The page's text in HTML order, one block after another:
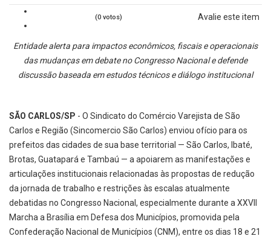
Avalie este item
(0 votos)
Entidade alerta para impactos econômicos, fiscais e operacionais
das mudanças em debate no Congresso Nacional e defende
discussão baseada em estudos técnicos e diálogo institucional
SÃO CARLOS/SP - O Sindicato do Comércio Varejista de São
Carlos e Região (Sincomercio São Carlos) enviou ofício para os
prefeitos das cidades de sua base territorial — São Carlos, Ibaté,
Brotas, Guatapará e Tambaú — a apoiarem as manifestações e
articulações institucionais relacionadas às propostas de redução
da jornada de trabalho e restrições às escalas atualmente
debatidas no Congresso Nacional, especialmente durante a XXVII
Marcha a Brasília em Defesa dos Municípios, promovida pela
Confederação Nacional de Municípios (CNM), entre os dias 18 e 21